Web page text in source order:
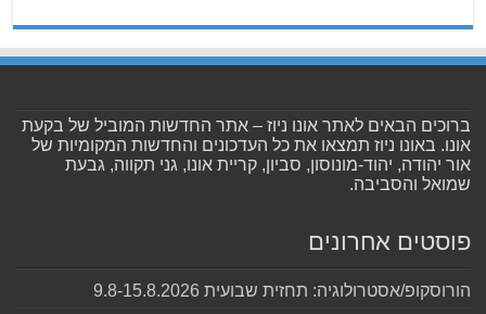
ברוכים הבאים לאתר אונו ניוז – אתר החדשות המוביל של בקעת
אונו. באונו ניוז תמצאו את כל העדכונים והחדשות המקומיות של
אור יהודה, יהוד-מונוסון, סביון, קריית אונו, גני תקווה, גבעת
שמואל והסביבה.
פוסטים אחרונים
הורוסקופ/אסטרולוגיה: תחזית שבועית 9.8-15.8.2026